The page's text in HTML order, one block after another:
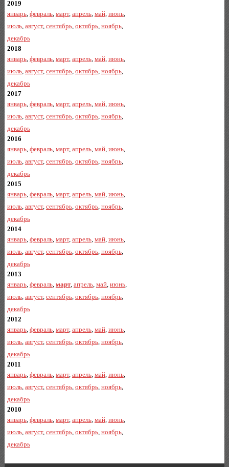
2019
январь, февраль, март, апрель, май, июнь,
июль, август, сентябрь, октябрь, ноябрь,
декабрь
2018
январь, февраль, март, апрель, май, июнь,
июль, август, сентябрь, октябрь, ноябрь,
декабрь
2017
январь, февраль, март, апрель, май, июнь,
июль, август, сентябрь, октябрь, ноябрь,
декабрь
2016
январь, февраль, март, апрель, май, июнь,
июль, август, сентябрь, октябрь, ноябрь,
декабрь
2015
январь, февраль, март, апрель, май, июнь,
июль, август, сентябрь, октябрь, ноябрь,
декабрь
2014
январь, февраль, март, апрель, май, июнь,
июль, август, сентябрь, октябрь, ноябрь,
декабрь
2013
январь, февраль, март, апрель, май, июнь,
июль, август, сентябрь, октябрь, ноябрь,
декабрь
2012
январь, февраль, март, апрель, май, июнь,
июль, август, сентябрь, октябрь, ноябрь,
декабрь
2011
январь, февраль, март, апрель, май, июнь,
июль, август, сентябрь, октябрь, ноябрь,
декабрь
2010
январь, февраль, март, апрель, май, июнь,
июль, август, сентябрь, октябрь, ноябрь,
декабрь